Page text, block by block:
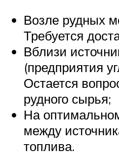
Возле рудных
Требуется
Вблизи
(предприятия
Остается
рудного сырья;
На
между
топлива.